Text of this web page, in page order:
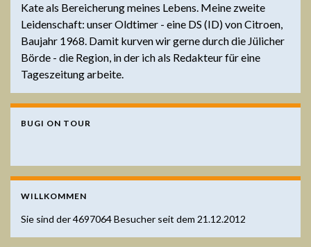
Kate als Bereicherung meines Lebens. Meine zweite
Leidenschaft: unser Oldtimer - eine DS (ID) von Citroen,
Baujahr 1968. Damit kurven wir gerne durch die Jülicher
Börde - die Region, in der ich als Redakteur für eine
Tageszeitung arbeite.
BUGI ON TOUR
WILLKOMMEN
Sie sind der4697064Besucher seit dem 21.12.2012